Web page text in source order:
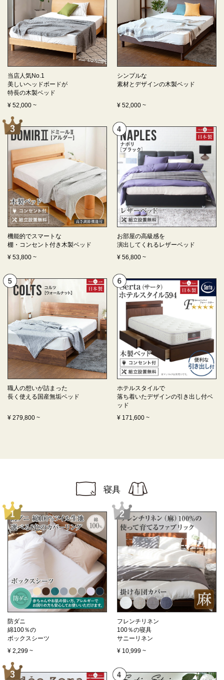
当店人気No.1
美しいヘッドボードが
特長の木製ベッド
¥ 52,000 ~
シンプルな
素材とデザインの木製ベッド
¥ 52,000 ~
機能的でスマートな
棚・コンセント付き 木製ベッド
¥ 53,800 ~
お部屋の高級感を
演出してくれるレザーベッド
¥ 56,800 ~
職人の想いが詰まった
長く使える国産無垢ベッド
¥ 279,800 ~
ホテルスタイルで
落ち着いたデザインの引き出し付ベ
ッド
¥ 171,600 ~
寝具
防ダニ
綿100％の
ボックスシーツ
¥ 2,299 ~
フレンチリネン
100％の寝具
サニーリネン
¥ 10,999 ~